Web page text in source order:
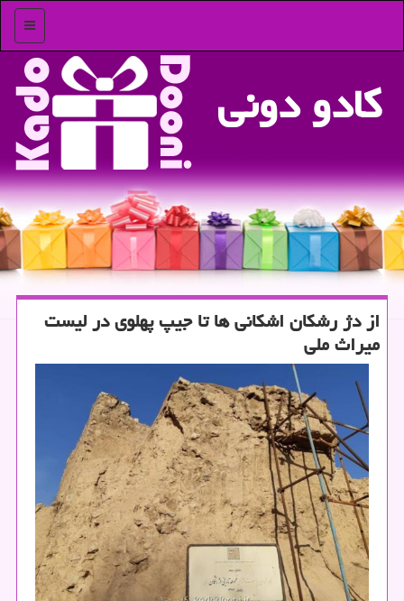
منو
كادو دونی
از دژ رشكان اشكانی ها تا جیپ پهلوی در لیست
میراث ملی